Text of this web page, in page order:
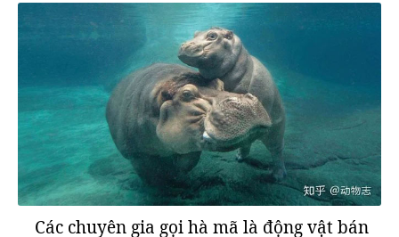
Các chuyên gia gọi hà mã là động vật bán